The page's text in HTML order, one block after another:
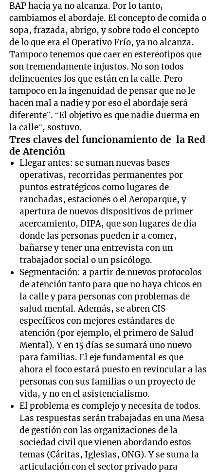
BAP hacía ya no alcanza. Por lo tanto,
cambiamos el abordaje. El concepto de comida o
sopa, frazada, abrigo, y sobre todo el concepto
de lo que era el Operativo Frío, ya no alcanza.
Tampoco tenemos que caer en estereotipos que
son tremendamente injustos. No son todos
delincuentes los que están en la calle. Pero
tampoco en la ingenuidad de pensar que no le
hacen mal a nadie y por eso el abordaje será
diferente”. “El objetivo es que nadie duerma en
la calle”, sostuvo.
Tres claves del funcionamiento de la Red
de Atención
Llegar antes: se suman nuevas bases
operativas, recorridas permanentes por
puntos estratégicos como lugares de
ranchadas, estaciones o el Aeroparque, y
apertura de nuevos dispositivos de primer
acercamiento, DIPA, que son lugares de día
donde las personas pueden ir a comer,
bañarse y tener una entrevista con un
trabajador social o un psicólogo.
Segmentación: a partir de nuevos protocolos
de atención tanto para que no haya chicos en
la calle y para personas con problemas de
salud mental. Además, se abren CIS
específicos con mejores estándares de
atención (por ejemplo, el primero de Salud
Mental). Y en 15 días se sumará uno nuevo
para familias. El eje fundamental es que
ahora el foco estará puesto en revincular a las
personas con sus familias o un proyecto de
vida, y no en el asistencialismo.
El problema es complejo y necesita de todos.
Las respuestas serán trabajadas en una Mesa
de gestión con las organizaciones de la
sociedad civil que vienen abordando estos
temas (Cáritas, Iglesias, ONG). Y se suma la
articulación con el sector privado para